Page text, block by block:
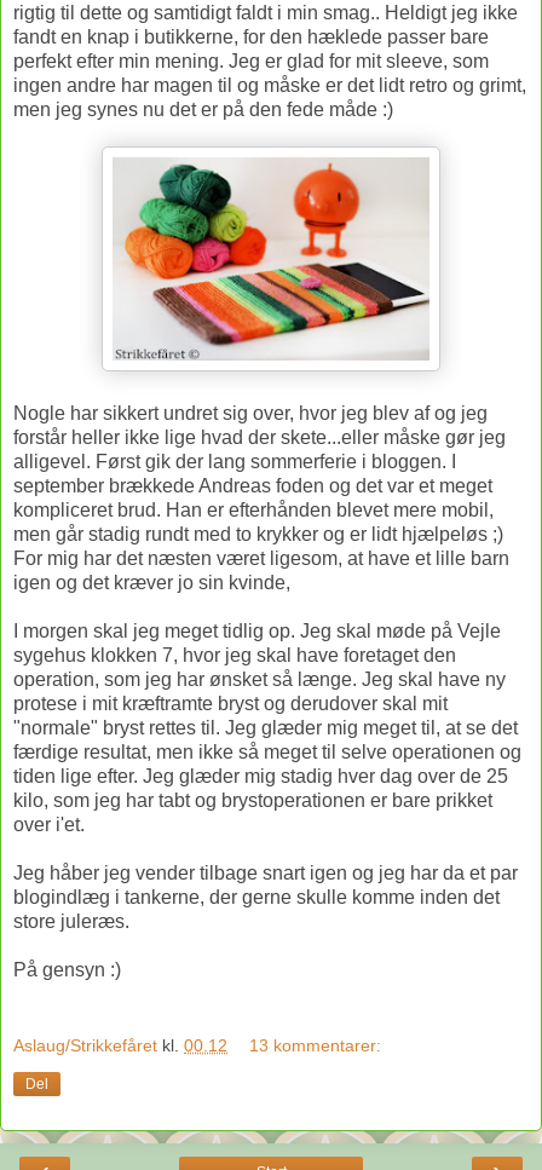
rigtig til dette og samtidigt faldt i min smag.. Heldigt jeg ikke
fandt en knap i butikkerne, for den hæklede passer bare
perfekt efter min mening. Jeg er glad for mit sleeve, som
ingen andre har magen til og måske er det lidt retro og grimt,
men jeg synes nu det er på den fede måde :)
Nogle har sikkert undret sig over, hvor jeg blev af og jeg
forstår heller ikke lige hvad der skete...eller måske gør jeg
alligevel. Først gik der lang sommerferie i bloggen. I
september brækkede Andreas foden og det var et meget
kompliceret brud. Han er efterhånden blevet mere mobil,
men går stadig rundt med to krykker og er lidt hjælpeløs ;)
For mig har det næsten været ligesom, at have et lille barn
igen og det kræver jo sin kvinde,
I morgen skal jeg meget tidlig op. Jeg skal møde på Vejle
sygehus klokken 7, hvor jeg skal have foretaget den
operation, som jeg har ønsket så længe. Jeg skal have ny
protese i mit kræftramte bryst og derudover skal mit
"normale" bryst rettes til. Jeg glæder mig meget til, at se det
færdige resultat, men ikke så meget til selve operationen og
tiden lige efter. Jeg glæder mig stadig hver dag over de 25
kilo, som jeg har tabt og brystoperationen er bare prikket
over i'et.
Jeg håber jeg vender tilbage snart igen og jeg har da et par
blogindlæg i tankerne, der gerne skulle komme inden det
store juleræs.
På gensyn :)
Aslaug/Strikkefåret kl. 00.12 13 kommentarer:
Del